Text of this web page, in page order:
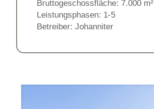
Bruttogeschossfläche: 7.000 m²
Leistungsphasen: 1-5
Betreiber: Johanniter